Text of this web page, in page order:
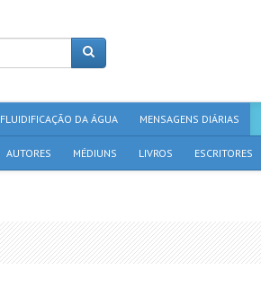
FLUIDIFICAÇÃO DA ÁGUA MENSAGENS DIÁRIAS
AUTORES MÉDIUNS LIVROS ESCRITORES